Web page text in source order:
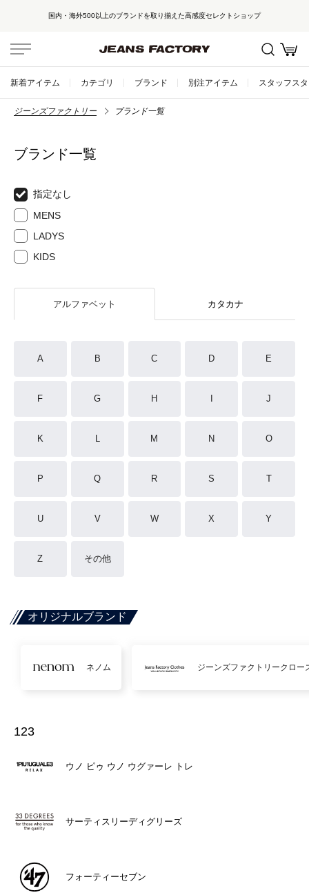
国内・海外500以上のブランドを取り揃えた高感度セレクトショップ
新着アイテム カテゴリ ブランド 別注アイテム スタッフス
ジーンズファクトリー ブランド一覧
ブランド一覧
指定なし
MENS
LADYS
KIDS
アルファベット カタカナ
A B C D E
F G H J
K L M N O
P Q R S T
U V W X Y
Z その他
オリジナルブランド
ネノム ジーンズファクトリークロー
123
ウノ ピゥ ウノ ウグァーレ トレ
サーティスリーディグリーズ
フォーティーセブン